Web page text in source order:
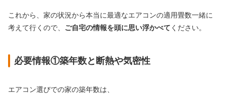
これから、家の状況から本当に最適なエアコンの適用畳数一緒に
考えて行くので、 ご自宅の情報を頭に思い浮かべて ください。
必要情報①築年数と断熱や気密性
エアコン選びでの家の築年数は、